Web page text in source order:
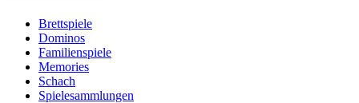
Brettspiele
Dominos
Familienspiele
Memories
Schach
Spielesammlungen